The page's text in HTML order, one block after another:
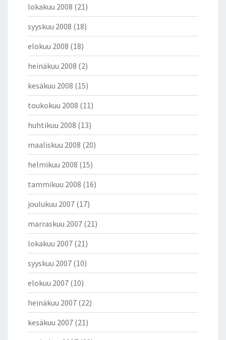
lokakuu 2008 (21)
syyskuu 2008 (18)
elokuu 2008 (18)
heinäkuu 2008 (2)
kesäkuu 2008 (15)
toukokuu 2008 (11)
huhtikuu 2008 (13)
maaliskuu 2008 (20)
helmikuu 2008 (15)
tammikuu 2008 (16)
joulukuu 2007 (17)
marraskuu 2007 (21)
lokakuu 2007 (21)
syyskuu 2007 (10)
elokuu 2007 (10)
heinäkuu 2007 (22)
kesäkuu 2007 (21)